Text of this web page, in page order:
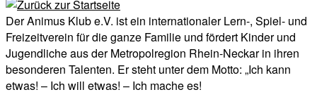
Der Animus Klub e.V. ist ein internationaler Lern-, Spiel- und
Freizeitverein für die ganze Familie und fördert Kinder und
Jugendliche aus der Metropolregion Rhein-Neckar in ihren
besonderen Talenten. Er steht unter dem Motto: „Ich kann
etwas! – Ich will etwas! – Ich mache es!